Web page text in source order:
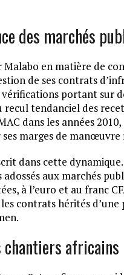
des marchés
en matière de
de ses contrats
portant sur
tendanciel des
dans les années
marges de manœuvre
dans cette
aux marchés
à l’euro et au franc
contrats hérités
chantiers africains